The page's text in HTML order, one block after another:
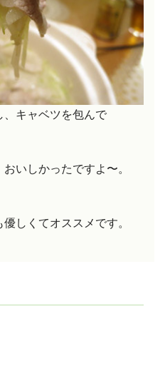
、キャベツを包んで
いしかったですよ〜。
しくてオススメです。